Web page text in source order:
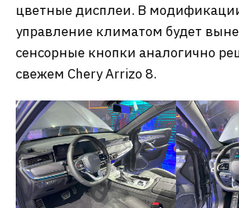
цветные дисплеи. В
управление климатом будет
сенсорные кнопки аналогично
свежем Chery Arrizo 8.